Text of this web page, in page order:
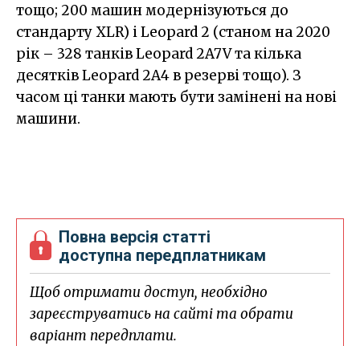
тощо; 200 машин модернізуються до
стандарту XLR) i Leopard 2 (станом на 2020
рік – 328 танків Leopard 2A7V та кілька
десятків Leopard 2A4 в резерві тощо). З
часом ці танки мають бути замінені на нові
машини.
Повна версія статті
доступна передплатникам
Щоб отримати доступ, необхідно
зареєструватись на сайті та обрати
варіант передплати.